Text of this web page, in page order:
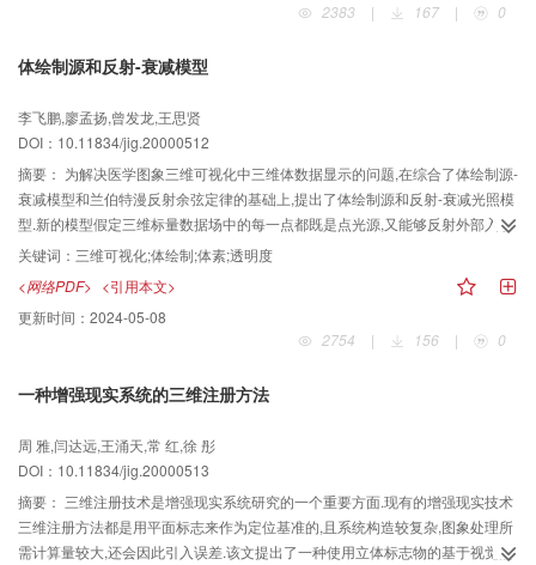
2383
| 167 | 0
体绘制源和反射-衰减模型
李飞鹏,廖孟扬,曾发龙,王思贤
DOI：10.11834/jig.20000512
摘要： 为解决医学图象三维可视化中三维体数据显示的问题,在综合了体绘制源-
衰减模型和兰伯特漫反射余弦定律的基础上,提出了体绘制源和反射-衰减光照模
型.新的模型假定三维标量数据场中的每一点都既是点光源,又能够反射外部入射
光,并且反射光的分布遵循兰伯特漫反射余弦定律.由以上假定推导出体绘制的基
本运算公式.实验结果表明,体绘制源和反射-衰减模型是一种性能优良的体光照模
型,其用于医学断层图象三维可视化能够生成逼真的显示图象.
关键词： 三维可视化;体绘制;体素;透明度
<网络PDF> <引用本文>
更新时间： 2024-05-08
2754
| 156 | 0
一种增强现实系统的三维注册方法
周 雅,闫达远,王涌天,常 红,徐 彤
DOI：10.11834/jig.20000513
摘要： 三维注册技术是增强现实系统研究的一个重要方面.现有的增强现实技术
三维注册方法都是用平面标志来作为定位基准的,且系统构造较复杂,图象处理所
需计算量较大,还会因此引入误差.该文提出了一种使用立体标志物的基于视觉的